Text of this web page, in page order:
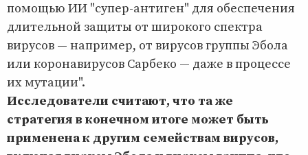
помощью ИИ "супер-антиген" для обеспечения
длительной защиты от широкого спектра
вирусов — например, от вирусов группы Эбола
или коронавирусов Сарбеко — даже в процессе
их мутации".
Исследователи считают, что та же
стратегия в конечном итоге может быть
применена к другим семействам вирусов,